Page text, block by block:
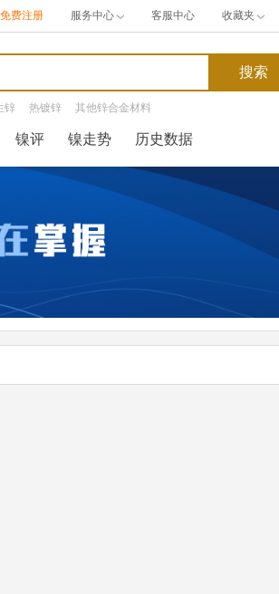
免费注册 服务中心 客服中心 收藏夹
锌 热镀锌 其他锌合金材料
镍评 镍走势 历史数据